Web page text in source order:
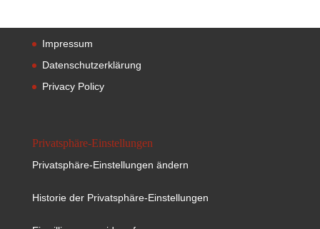
Impressum
Datenschutzerklärung
Privacy Policy
Privatsphäre-Einstellungen
Privatsphäre-Einstellungen ändern
Historie der Privatsphäre-Einstellungen